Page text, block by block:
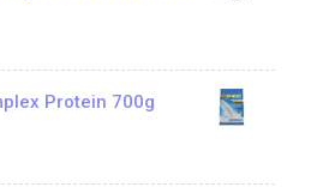
Protein 700g